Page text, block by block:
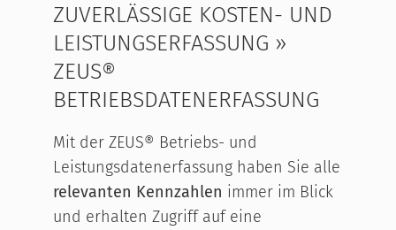
ZUVERLÄSSIGE KOSTEN- UND
LEISTUNGSERFASSUNG »
ZEUS®
BETRIEBSDATENERFASSUNG
Mit der ZEUS® Betriebs- und
Leistungsdatenerfassung haben Sie alle
relevanten Kennzahlen immer im Blick
und erhalten Zugriff auf eine